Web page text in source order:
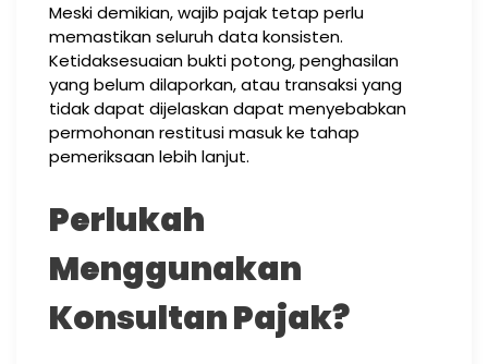
Meski demikian, wajib pajak tetap perlu
memastikan seluruh data konsisten.
Ketidaksesuaian bukti potong, penghasilan
yang belum dilaporkan, atau transaksi yang
tidak dapat dijelaskan dapat menyebabkan
permohonan restitusi masuk ke tahap
pemeriksaan lebih lanjut.
Perlukah
Menggunakan
Konsultan Pajak?